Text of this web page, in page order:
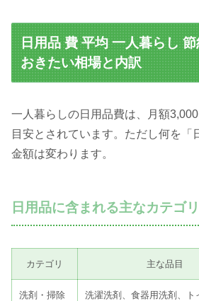
日用品 費 平均 一人暮らし
おきたい相場と内訳
一人暮らしの日用品費は、月額
目安とされています。ただし何を「
金額は変わります。
日用品に含まれる主なカテゴリ
カテゴリ 主な品目
洗剤・掃除
洗濯洗剤、食器用洗剤、ト